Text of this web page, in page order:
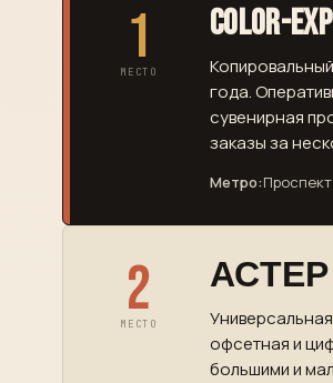
1
МЕСТО
Color-
года.
сувенирная
заказы за
Метро:
2
МЕСТО
АСТЕР
офсетная и
большими и